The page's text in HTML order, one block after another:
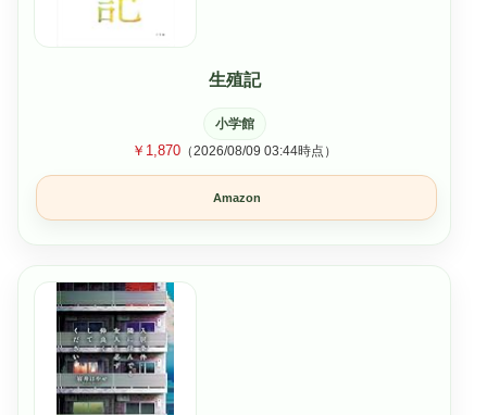
生殖記
小学館
￥1,870 （2026/08/09 03:44時点）
Amazon